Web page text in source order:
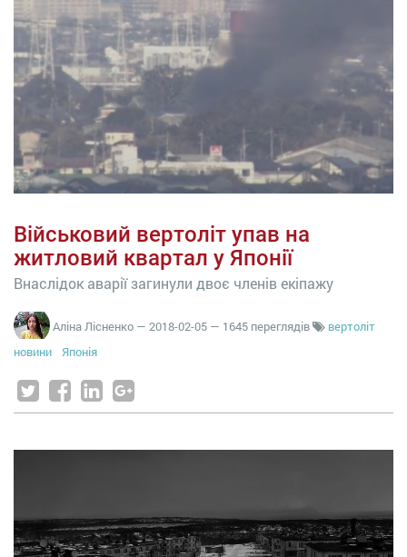
Військовий вертоліт упав на
житловий квартал у Японії
Внаслідок аварії загинули двоє членів екіпажу
Аліна Лісненко — 2018-02-05 — 1645 переглядів
вертоліт
новини
Японія